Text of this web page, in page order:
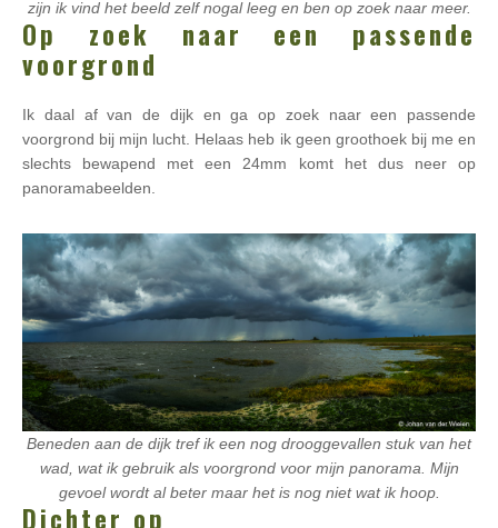
zijn ik vind het beeld zelf nogal leeg en ben op zoek naar meer.
Op zoek naar een passende
voorgrond
Ik daal af van de dijk en ga op zoek naar een passende
voorgrond bij mijn lucht. Helaas heb ik geen groothoek bij me en
slechts bewapend met een 24mm komt het dus neer op
panoramabeelden.
Beneden aan de dijk tref ik een nog drooggevallen stuk van het
wad, wat ik gebruik als voorgrond voor mijn panorama. Mijn
gevoel wordt al beter maar het is nog niet wat ik hoop.
Dichter op